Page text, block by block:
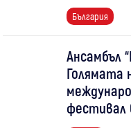
България
Ансамбъл
Голямата
фестивал